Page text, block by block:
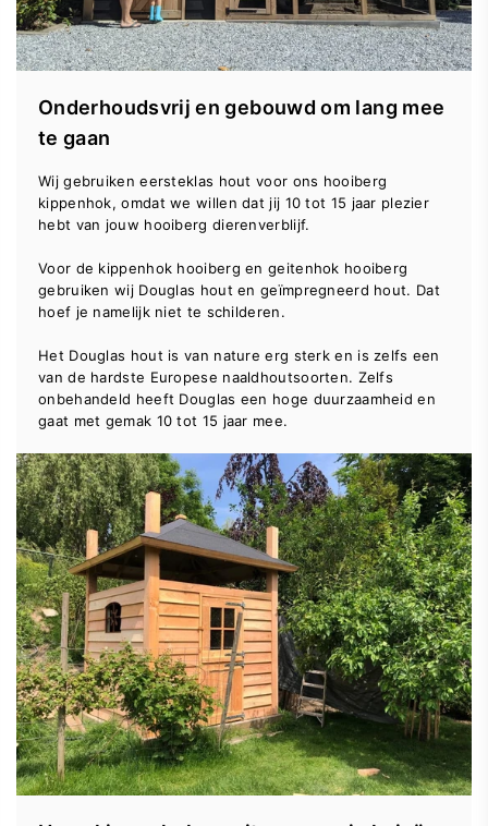
Onderhoudsvrij en gebouwd om lang mee
te gaan
Wij gebruiken eersteklas hout voor ons hooiberg
kippenhok, omdat we willen dat jij 10 tot 15 jaar plezier
hebt van jouw hooiberg dierenverblijf.
Voor de kippenhok hooiberg en geitenhok hooiberg
gebruiken wij Douglas hout en geïmpregneerd hout. Dat
hoef je namelijk niet te schilderen.
Het Douglas hout is van nature erg sterk en is zelfs een
van de hardste Europese naaldhoutsoorten. Zelfs
onbehandeld heeft Douglas een hoge duurzaamheid en
gaat met gemak 10 tot 15 jaar mee.